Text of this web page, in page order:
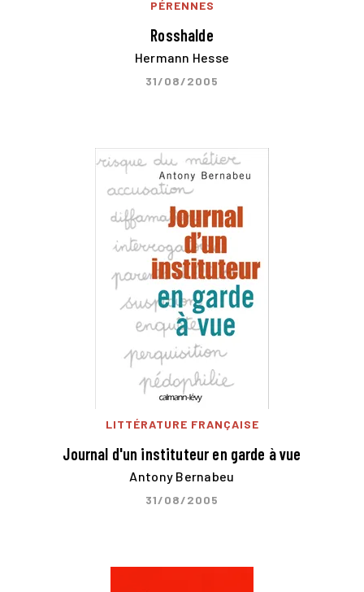
PÉRENNES
Rosshalde
Hermann Hesse
31/08/2005
LITTÉRATURE FRANÇAISE
Journal d'un instituteur en garde à vue
Antony Bernabeu
31/08/2005